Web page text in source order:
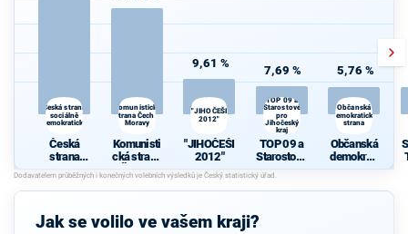
Česká strana
sociálně
demokratická
Česká
strana
sociálně
demokrati
cká
Komunistická
strana Čech a
Moravy
Komunisti
cká strana
Čech a
Moravy
9,61 %
"JIHOČEŠI
2012"
"JIHOČEŠI
2012"
7,69 %
TOP 09 a
Starostové
pro
Jihočeský
kraj
TOP 09 a
Starostové
pro
Jihočeský
kraj
5,76 %
Občanská
demokratická
strana
Občanská
demokrati
cká strana
Jak se volilo ve vašem kraji?